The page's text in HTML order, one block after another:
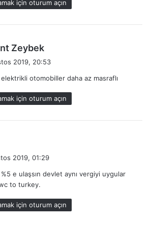
i
için oturum açın
Zeybek
i
k
i
2019, 20:53
otomobiller daha az masraflı
için oturum açın
k
i
:
2019, 01:29
e ulaşsın devlet aynı vergiyi uygular
to turkey.
için oturum açın